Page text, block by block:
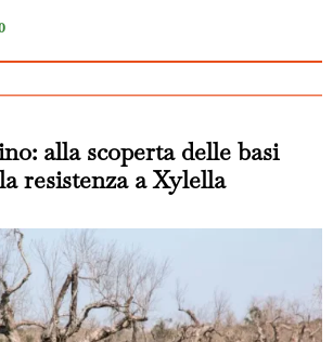
alla scoperta delle basi
resistenza a Xylella